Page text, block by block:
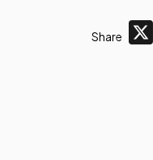
Share